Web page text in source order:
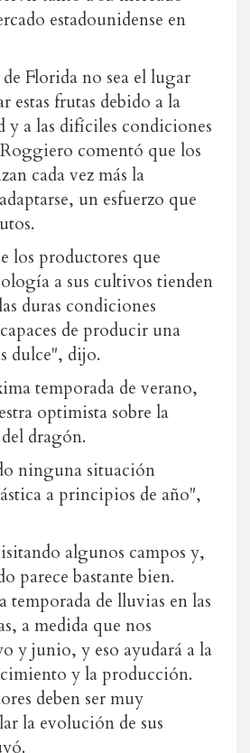
estadounidense en
Florida no sea el lugar
estas frutas debido a la
y a las difíciles condiciones
comentó que los
cada vez más la
un esfuerzo que
los productores que
a sus cultivos tienden
duras condiciones
de producir una
dulce", dijo.
temporada de verano,
optimista sobre la
dragón.
ninguna situación
a principios de año",
algunos campos y,
parece bastante bien.
temporada de lluvias en las
a medida que nos
y junio, y eso ayudará a la
y la producción.
deben ser muy
la evolución de sus